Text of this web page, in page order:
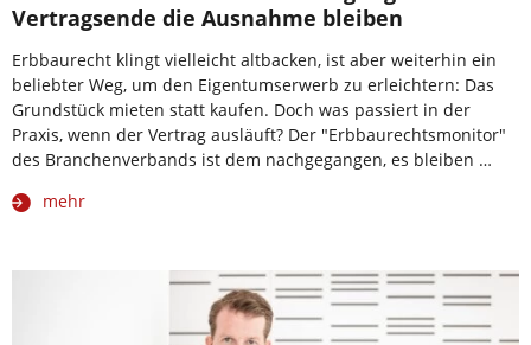
Vertragsende die Ausnahme bleiben
Erbbaurecht klingt vielleicht altbacken, ist aber weiterhin ein
beliebter Weg, um den Eigentumserwerb zu erleichtern: Das
Grundstück mieten statt kaufen. Doch was passiert in der
Praxis, wenn der Vertrag ausläuft? Der "Erbbaurechtsmonitor"
des Branchenverbands ist dem nachgegangen, es bleiben …
mehr